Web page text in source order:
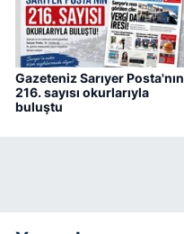
Gazeteniz Sarıyer Posta'nın
216. sayısı okurlarıyla
buluştu